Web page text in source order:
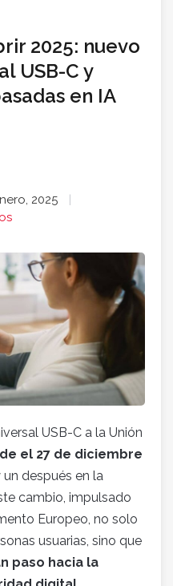
2025: nuevo
USB-C y
en IA
2025
USB-C a la Unión
el 27 de diciembre
después en la
cambio, impulsado
Europeo, no solo
usuarias, sino que
paso hacia la